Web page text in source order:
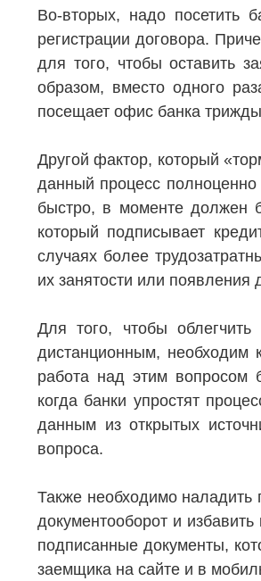
Во-вторых, надо посетить
регистрации договора.
для того, чтобы оставить
образом, вместо одного
посещает офис банка
Другой фактор, который
данный процесс
быстро, в моменте должен
который подписывает
случаях более
их занятости или появления
Для того, чтобы
дистанционным, необходим
работа над этим вопросом
когда банки упростят
данным из открытых
вопроса.
Также необходимо наладить
документооборот и
подписанные документы,
заемщика на сайте и в